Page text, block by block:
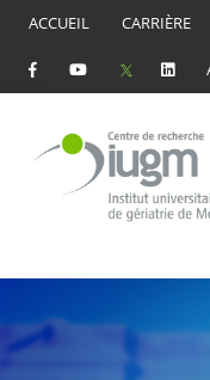
ACCUEIL CARRIÈRE